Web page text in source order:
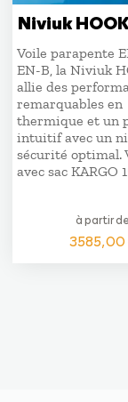
Niviuk
Voile parapente
EN-B, la Niviuk
allie des
remarquables en
thermique et un
intuitif avec un
sécurité optimal.
avec sac KARGO
à partir de
3585,00